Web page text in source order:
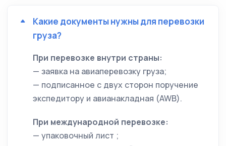
Какие документы нужны для перевозки
груза?
При перевозке внутри страны:
— заявка на авиаперевозку груза;
— подписанное с двух сторон поручение
экспедитору и авианакладная (AWB).
При международной перевозке:
— упаковочный лист ;